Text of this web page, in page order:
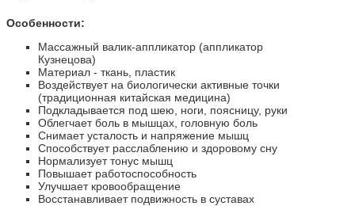
Особенности:
Массажный валик-аппликатор (аппликатор
Кузнецова)
Материал - ткань, пластик
Воздействует на биологически активные точки
(традиционная китайская медицина)
Подкладывается под шею, ноги, поясницу, руки
Облегчает боль в мышцах, головную боль
Снимает усталость и напряжение мышц
Способствует расслаблению и здоровому сну
Нормализует тонус мышц
Повышает работоспособность
Улучшает кровообращение
Восстанавливает подвижность в суставах